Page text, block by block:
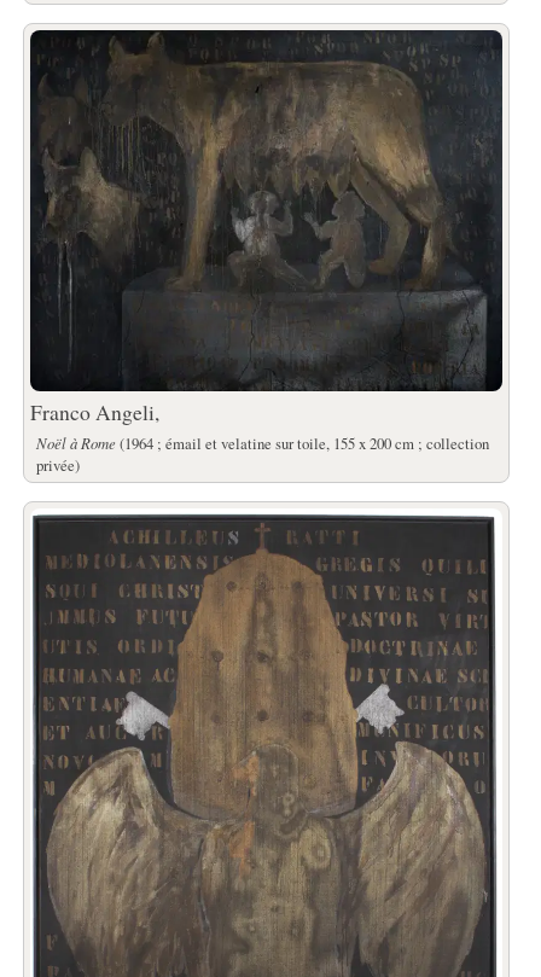
Franco Angeli,
Noël à Rome (1964 ; émail et velatine sur toile, 155 x 200 cm ; collection
privée)